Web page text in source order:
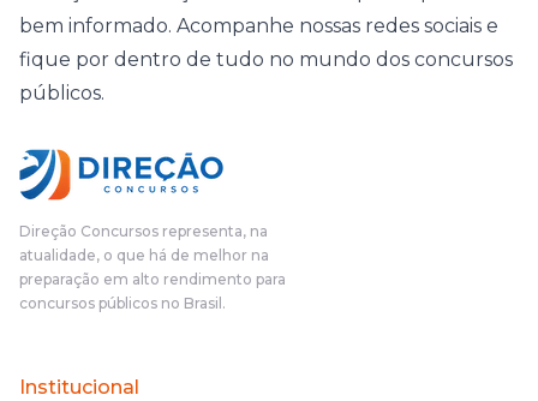
bem informado. Acompanhe nossas redes sociais e
fique por dentro de tudo no mundo dos concursos
públicos.
Direção Concursos representa, na
atualidade, o que há de melhor na
preparação em alto rendimento para
concursos públicos no Brasil.
Institucional